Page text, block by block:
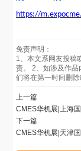
https://
免责声明：
1、本文系网友投稿
责。 2、如涉及作
们将在第一时间删
上一篇
CMES华机展|上海
下一篇
CMES华机展|天津